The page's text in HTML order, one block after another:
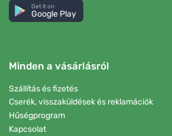
Get it on
Google Play
Minden a vásárlásról
Szállítás és fizetés
Cserék, visszaküldések és reklamációk
Hűségprogram
Kapcsolat